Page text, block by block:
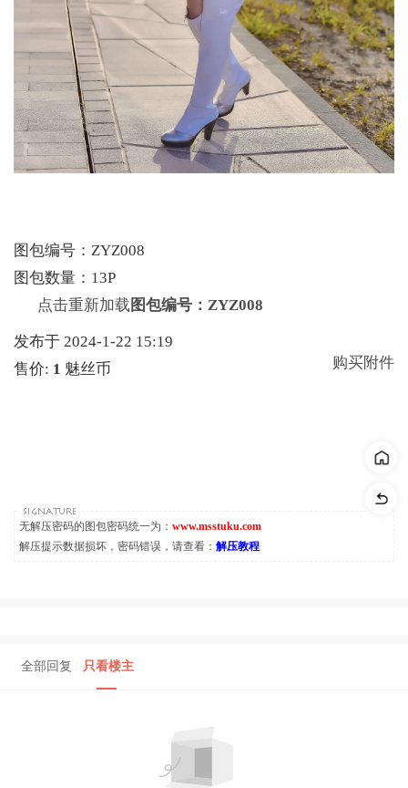
图包编号：ZYZ008
图包数量：13P
点击重新加载 图包编号：ZYZ008
发布于 2024-1-22 15:19
售价: 1 魅丝币 购买附件
无解压密码的图包密码统一为： www.msstuku.com
解压提示数据损坏，密码错误，请查看： 解压教程
全部回复 只看楼主